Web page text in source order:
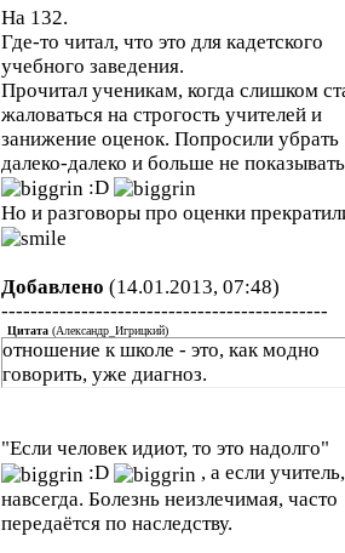
На 132.
Где-то читал, что это для кадетского
учебного заведения.
Прочитал ученикам, когда слишком
жаловаться на строгость учителей и
занижение оценок. Попросили убрать
далеко-далеко и больше не
:D
Но и разговоры про оценки
Добавлено (14.01.2013, 07:48)
---------------------------------------------
Цитата (Александр_Игрицкий)
отношение к школе - это, как модно
говорить, уже диагноз.
"Если человек идиот, то это надолго"
:D
, а если
навсегда. Болезнь неизлечимая, часто
передаётся по наследству.